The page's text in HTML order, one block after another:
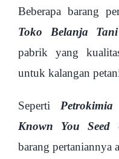
Beberapa barang
Toko Belanja Tani
pabrik yang
untuk kalangan
Seperti
Known You Seed
barang pertaniannya